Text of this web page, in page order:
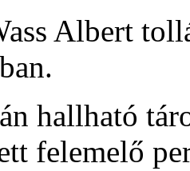
Albert
hallható
felemelő